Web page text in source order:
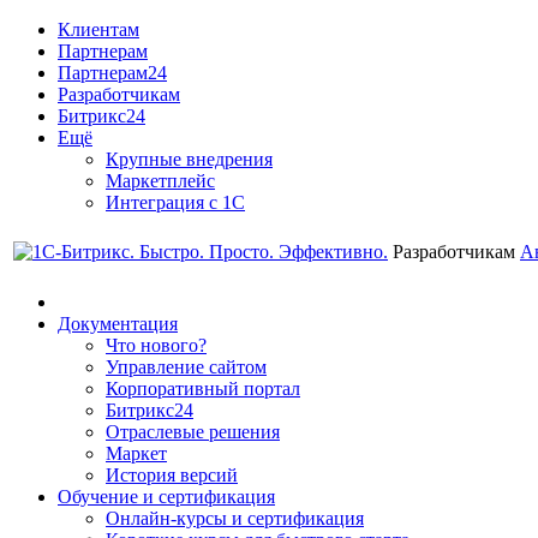
Клиентам
Партнерам
Партнерам24
Разработчикам
Битрикс24
Ещё
Крупные внедрения
Маркетплейс
Интеграция с 1С
Разработчикам
Документация
Что нового?
Управление сайтом
Корпоративный портал
Битрикс24
Отраслевые решения
Маркет
История версий
Обучение и сертификация
Онлайн-курсы и сертификация